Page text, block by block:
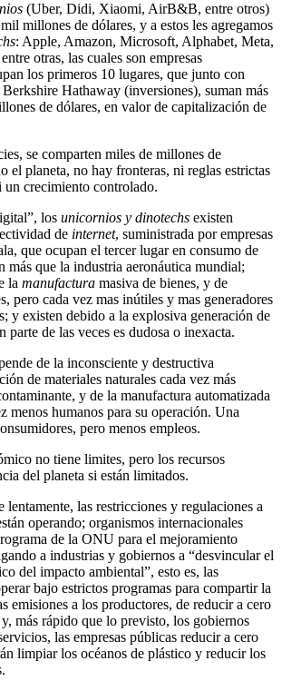
(Uber, Didi, Xiaomi, AirB&B, entre otros)
millones de dólares, y a estos les agregamos
: Apple, Amazon, Microsoft, Alphabet, Meta,
otras, las cuales son empresas
los primeros 10 lugares, que junto con
Hathaway (inversiones), suman más
de dólares, en valor de capitalización de
se comparten miles de millones de
el planeta, no hay fronteras, ni reglas estrictas
un crecimiento controlado.
los unicornios y dinotechs existen
de internet, suministrada por empresas
que ocupan el tercer lugar en consumo de
más que la industria aeronáutica mundial;
la manufactura masiva de bienes, y de
pero cada vez mas inútiles y mas generadores
y existen debido a la explosiva generación de
parte de las veces es dudosa o inexacta.
de la inconsciente y destructiva
de materiales naturales cada vez más
y de la manufactura automatizada
menos humanos para su operación. Una
pero menos empleos.
no tiene limites, pero los recursos
del planeta si están limitados.
lentamente, las restricciones y regulaciones a
operando; organismos internacionales
de la ONU para el mejoramiento
a industrias y gobiernos a “desvincular el
del impacto ambiental”, esto es, las
bajo estrictos programas para compartir la
emisiones a los productores, de reducir a cero
más rápido que lo previsto, los gobiernos
las empresas públicas reducir a cero
limpiar los océanos de plástico y reducir los